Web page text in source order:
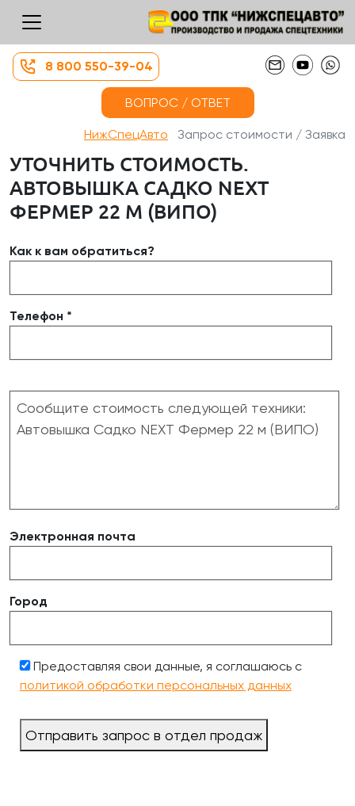
8 800 550-39-04
ВОПРОС / ОТВЕТ
НижСпецАвто Запрос стоимости / Заявка
УТОЧНИТЬ СТОИМОСТЬ.
АВТОВЫШКА САДКО NEXT
ФЕРМЕР 22 М (ВИПО)
Как к вам обратиться?
Телефон *
Электронная почта
Город
Предоставляя свои данные, я соглашаюсь с
политикой обработки персональных данных
Отправить запрос в отдел продаж